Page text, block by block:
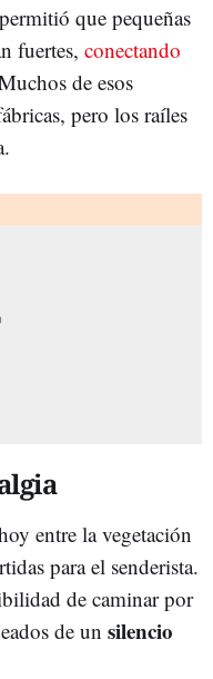
permitió que pequeñas
fuertes, conectando
de esos
pero los raíles
entre la vegetación
para el senderista.
de caminar por
de un silencio